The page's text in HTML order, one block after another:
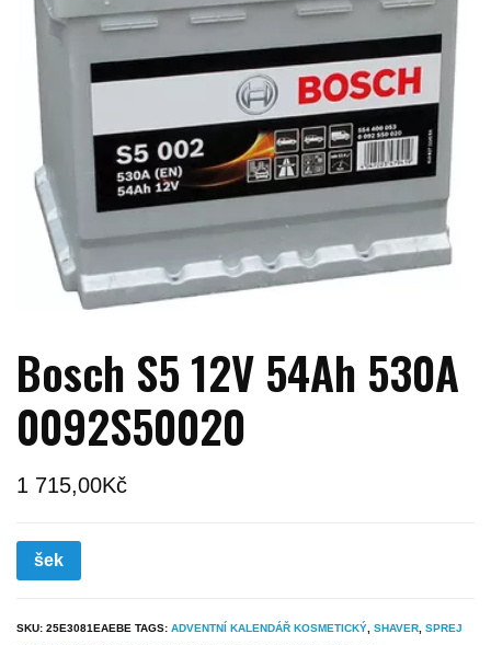
Bosch S5 12V 54Ah 530A
0092S50020
1 715,00Kč
šek
SKU: 25E3081EAEBE TAGS: ADVENTNÍ KALENDÁŘ KOSMETICKÝ SHAVER SPREJ